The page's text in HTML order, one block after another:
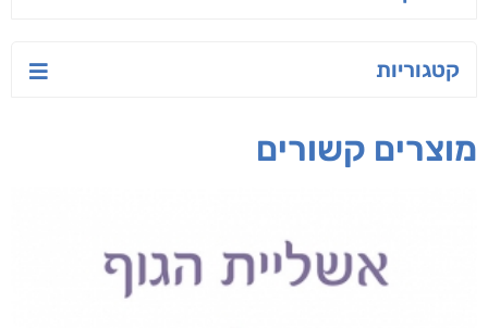
קטגוריות
מוצרים קשורים